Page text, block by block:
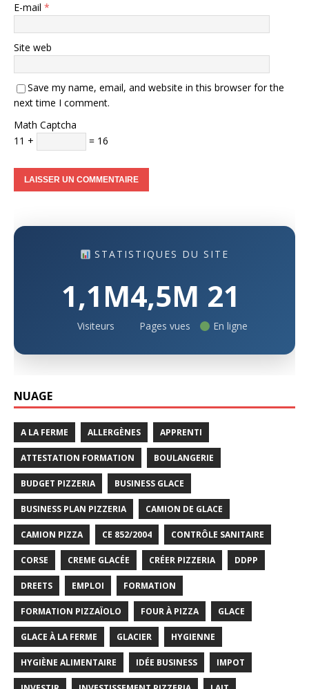
E-mail *
Site web
Save my name, email, and website in this browser for the
next time I comment.
Math Captcha
11 +
= 16
STATISTIQUES DU SITE
1,1M
Visiteurs
4,5M
Pages vues
21
En ligne
NUAGE
A LA FERME ALLERGÈNES APPRENTI
ATTESTATION FORMATION BOULANGERIE
BUDGET PIZZERIA BUSINESS GLACE
BUSINESS PLAN PIZZERIA CAMION DE GLACE
CAMION PIZZA CE 852/2004 CONTRÔLE SANITAIRE
CORSE CREME GLACÉE CRÉER PIZZERIA DDPP
DREETS EMPLOI FORMATION
FORMATION PIZZAÏOLO FOUR À PIZZA GLACE
GLACE À LA FERME GLACIER HYGIENNE
HYGIÈNE ALIMENTAIRE IDÉE BUSINESS IMPOT